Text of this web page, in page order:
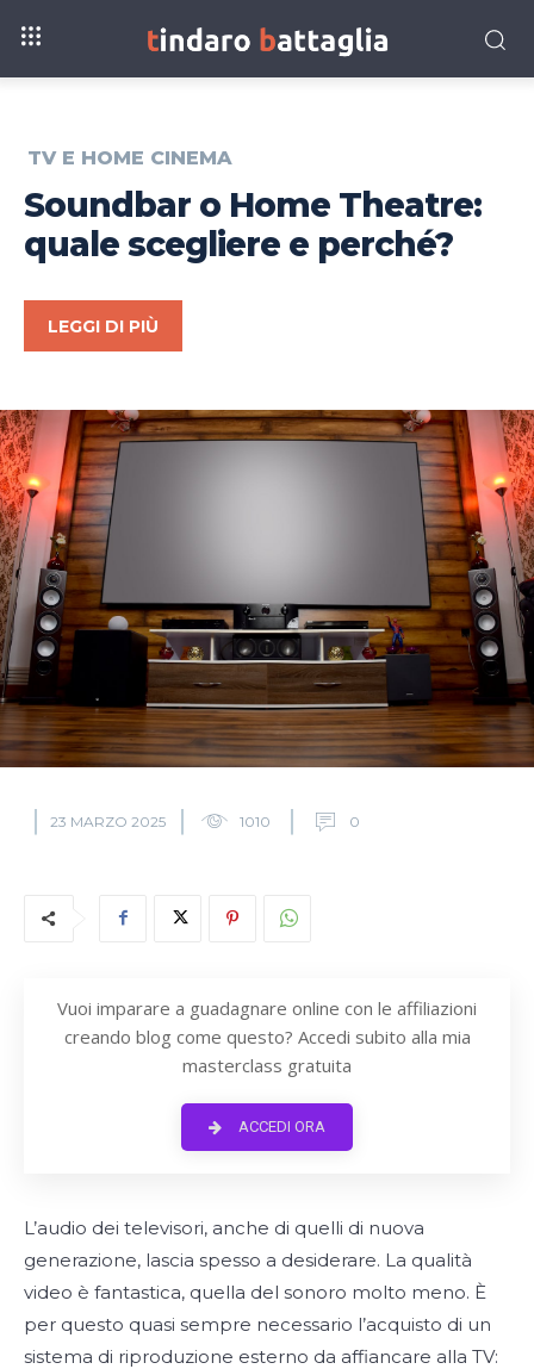
TV E HOME CINEMA
Soundbar o Home Theatre:
quale scegliere e perché?
LEGGI DI PIÙ
23 MARZO 2025 1010 0
Vuoi imparare a guadagnare online con le affiliazioni
creando blog come questo? Accedi subito alla mia
masterclass gratuita
ACCEDI ORA
L’audio dei televisori, anche di quelli di nuova
generazione, lascia spesso a desiderare. La qualità
video è fantastica, quella del sonoro molto meno. È
per questo quasi sempre necessario l’acquisto di un
sistema di riproduzione esterno da affiancare alla TV: